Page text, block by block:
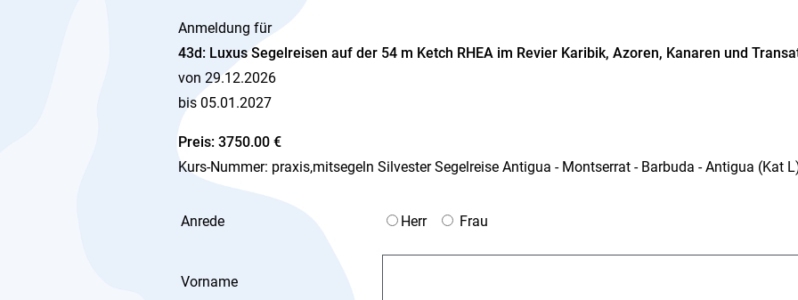
Anmeldung für
43d: Luxus Segelreisen auf der 54 m Ketch RHEA im Revier Karibik, Azoren, Kanaren und
von 29.12.2026
bis 05.01.2027
Preis: 3750.00 €
Kurs-Nummer: praxis,mitsegeln Silvester Segelreise Antigua - Montserrat - Barbuda - Antigua (Kat
Anrede Herr Frau
Vorname